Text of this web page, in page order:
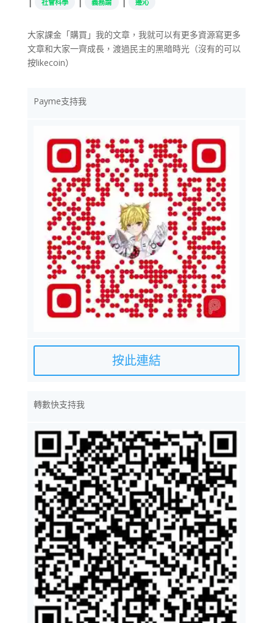
社會科學 義務論 邊沁
大家課金「購買」我的文章，我就可以有更多資源寫更多
文章和大家一齊成長，渡過民主的黑暗時光（沒有的可以
按likecoin）
Payme支持我
按此連結
轉數快支持我